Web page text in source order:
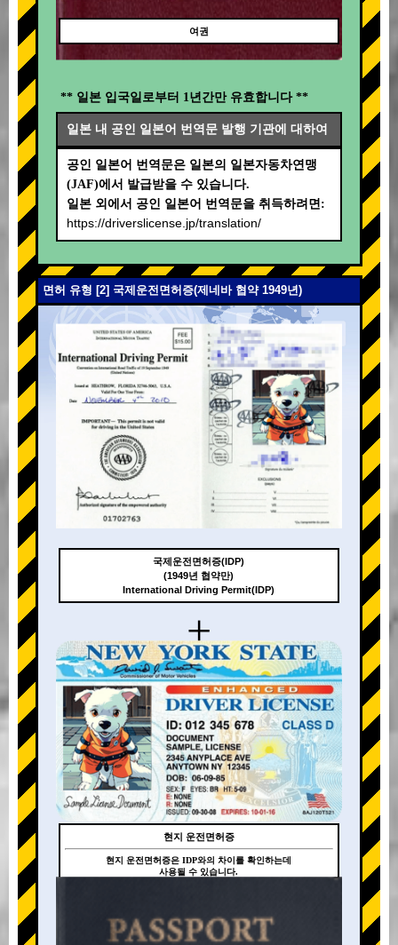
여권
** 일본 입국일로부터 1년간만 유효합니다 **
일본 내 공인 일본어 번역문 발행 기관에 대하여
공인 일본어 번역문은 일본의 일본자동차연맹
(JAF)에서 발급받을 수 있습니다.
일본 외에서 공인 일본어 번역문을 취득하려면:
https://driverslicense.jp/translation/
면허 유형 [2] 국제운전면허증(제네바 협약 1949년)
+
+
국제운전면허증(IDP)
(1949년 협약만)
International Driving Permit(IDP)
현지 운전면허증
현지 운전면허증은 IDP와의 차이를 확인하는데
사용될 수 있습니다.